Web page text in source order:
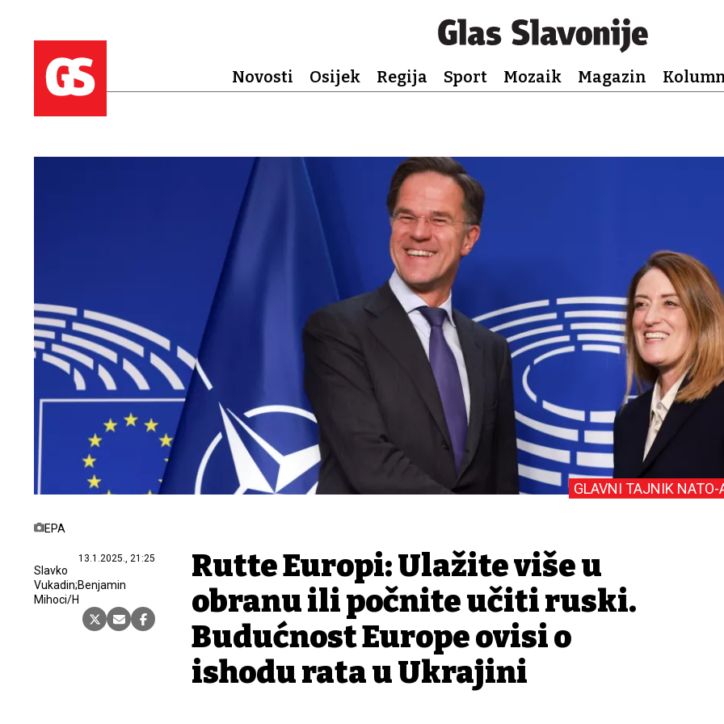
Novosti Osijek Regija Sport Mozaik Magazin
EPA
13.1.2025., 21:25
Slavko
Vukadin;Benjamin
Mihoci/H
GLAVNI TAJNIK NATO-
Rutte Europi: Ulažite više u
obranu ili počnite učiti ruski.
Budućnost Europe ovisi o
ishodu rata u Ukrajini